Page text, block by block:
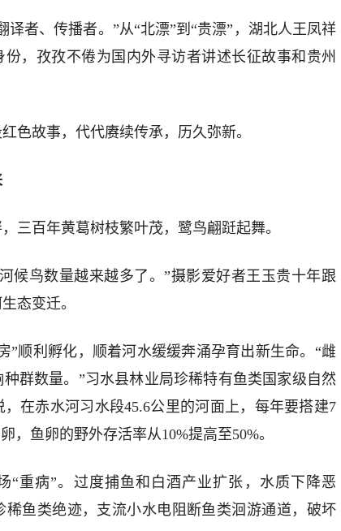
译者、传播者。”从“北漂”到“贵漂”，湖北人王凤祥
份，孜孜不倦为国内外寻访者讲述长征故事和贵州
色故事，代代赓续传承，历久弥新。
三百年黄葛树枝繁叶茂，鹭鸟翩跹起舞。
候鸟数量越来越多了。”摄影爱好者王玉贵十年跟
态变迁。
”顺利孵化，顺着河水缓缓奔涌孕育出新生命。“雌
群数量。”习水县林业局珍稀特有鱼类国家级自然
在赤水河习水段45.6公里的河面上，每年要搭建7
，鱼卵的野外存活率从10%提高至50%。
“重病”。过度捕鱼和白酒产业扩张，水质下降恶
稀鱼类绝迹，支流小水电阻断鱼类洄游通道，破坏